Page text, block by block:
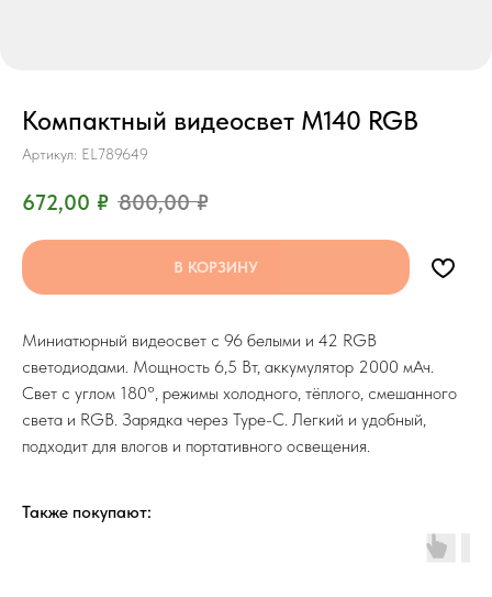
Компактный видеосвет M140 RGB
Артикул: EL789649
672,00 ₽ 800,00 ₽
В КОРЗИНУ
Миниатюрный видеосвет с 96 белыми и 42 RGB
светодиодами. Мощность 6,5 Вт, аккумулятор 2000 мАч.
Свет с углом 180°, режимы холодного, тёплого, смешанного
света и RGB. Зарядка через Type-C. Легкий и удобный,
подходит для влогов и портативного освещения.
Также покупают: